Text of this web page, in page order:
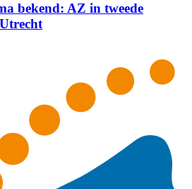
bekend: AZ in tweede